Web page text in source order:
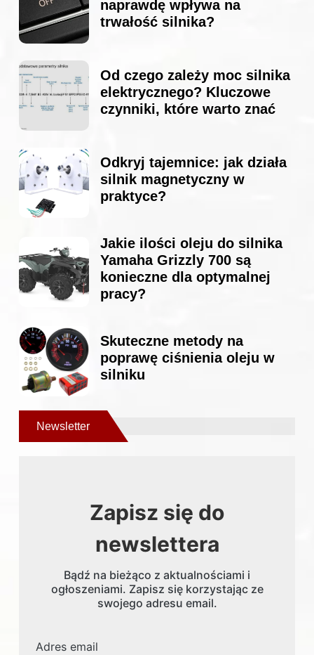
naprawdę wpływa na
trwałość silnika?
Od czego zależy moc silnika
elektrycznego? Kluczowe
czynniki, które warto znać
Odkryj tajemnice: jak działa
silnik magnetyczny w
praktyce?
Jakie ilości oleju do silnika
Yamaha Grizzly 700 są
konieczne dla optymalnej
pracy?
Skuteczne metody na
poprawę ciśnienia oleju w
silniku
Newsletter
Zapisz się do
newslettera
Bądź na bieżąco z aktualnościami i
ogłoszeniami. Zapisz się korzystając ze
swojego adresu email.
Adres email